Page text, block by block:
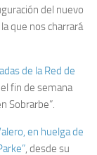
del nuevo
que nos charrará
de la Red de
el fin de semana
Sobrarbe”.
en huelga de
, desde su